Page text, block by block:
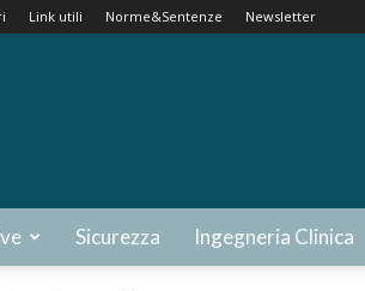
Link utili Norme&Sentenze Newsletter
Sicurezza Ingegneria Clinica